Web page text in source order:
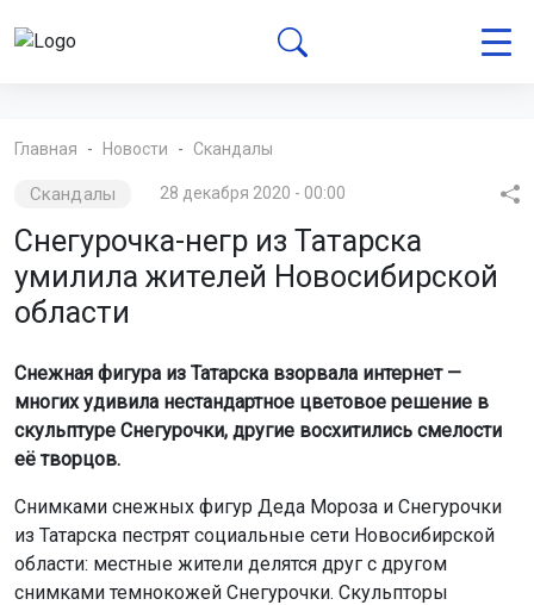
Главная Новости Скандалы
Скандалы 28 декабря 2020 - 00:00
Снегурочка-негр из Татарска
умилила жителей Новосибирской
области
Снежная фигура из Татарска взорвала интернет —
многих удивила нестандартное цветовое решение в
скульптуре Снегурочки, другие восхитились смелости
её творцов.
Снимками снежных фигур Деда Мороза и Снегурочки
из Татарска пестрят социальные сети Новосибирской
области: местные жители делятся друг с другом
снимками темнокожей Снегурочки. Скульпторы